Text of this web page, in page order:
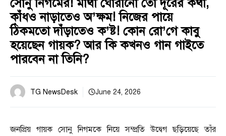
সোনু নিগমের! মাথা ঘোরানো তো দূরের কথা,
কাঁধও নাড়াতেও অ’ক্ষম! নিজের পায়ে
ঠিকমতো দাঁড়াতেও ক’ষ্ট! কোন রো’গে কাবু
হয়েছেন গায়ক? আর কি কখনও গান গাইতে
পারবেন না তিনি?
TG NewsDesk June 24, 2026
জনপ্রিয় গায়ক সোনু নিগমকে নিয়ে সম্প্রতি উদ্বেগ ছড়িয়েছে তাঁর